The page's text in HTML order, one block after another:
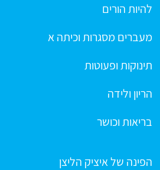
להיות הורים
מעברים מסגרות וכיתה א
תינוקות ופעוטות
הריון ולידה
בריאות וכושר
הפינה של איציק הליצן